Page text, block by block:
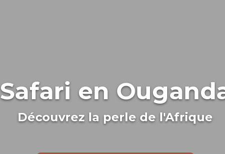
Safari en
Découvrez la perle de l'Afrique